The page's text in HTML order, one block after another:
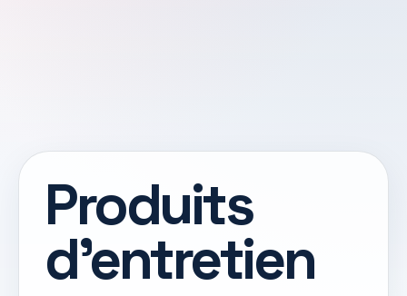
Produits
d’entretien